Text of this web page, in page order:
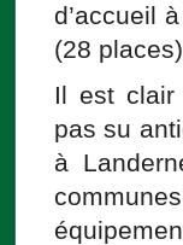
d’accueil
(28
Il est clair
pas su
à